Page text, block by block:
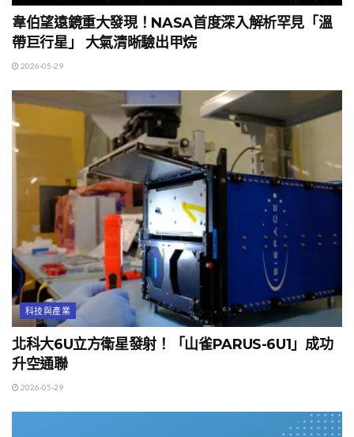
韋伯望遠鏡重大發現！NASA首度深入解析罕見「溫
帶巨行星」 大氣清晰驗出甲烷
2026-05-29
科技與產業
北科大6U立方衛星發射！「山雀PARUS-6U1」成功
升空通聯
2026-05-29